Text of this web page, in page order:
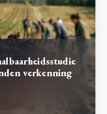
verkenning